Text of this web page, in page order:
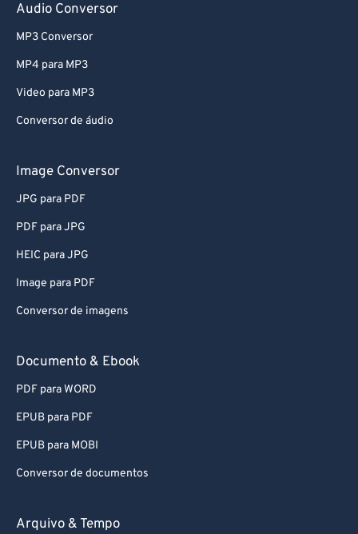
Audio Conversor
MP3 Conversor
MP4 para MP3
Video para MP3
Conversor de áudio
Image Conversor
JPG para PDF
PDF para JPG
HEIC para JPG
Image para PDF
Conversor de imagens
Documento & Ebook
PDF para WORD
EPUB para PDF
EPUB para MOBI
Conversor de documentos
Arquivo & Tempo